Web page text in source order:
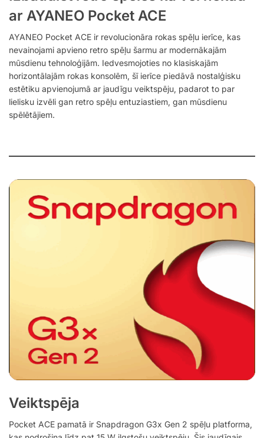
ar AYANEO Pocket ACE
AYANEO Pocket ACE ir revolucionāra rokas spēļu ierīce, kas
nevainojami apvieno retro spēļu šarmu ar modernākajām
mūsdienu tehnoloģijām. Iedvesmojoties no klasiskajām
horizontālajām rokas konsolēm, šī ierīce piedāvā nostalģisku
estētiku apvienojumā ar jaudīgu veiktspēju, padarot to par
lielisku izvēli gan retro spēļu entuziastiem, gan mūsdienu
spēlētājiem.
Veiktspēja
Pocket ACE pamatā ir Snapdragon G3x Gen 2 spēļu platforma,